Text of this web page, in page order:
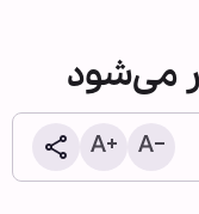
می‌شود